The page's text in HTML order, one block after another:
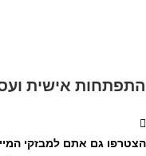
התפתחות אישית
הצטרפו גם אתם למבזקי